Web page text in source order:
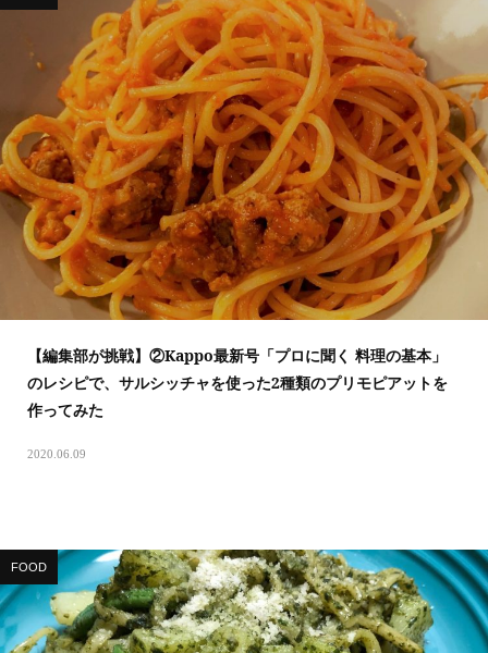
【編集部が挑戦】②Kappo最新号「プロに聞く 料理の基本」
のレシピで、サルシッチャを使った2種類のプリモピアットを
作ってみた
2020.06.09
FOOD